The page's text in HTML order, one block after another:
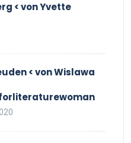
< von Yvette
< von Wislawa